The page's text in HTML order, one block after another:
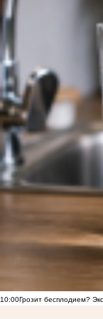
10:00Грозит бесплодием?